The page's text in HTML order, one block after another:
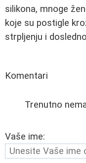
silikona, mnoge
koje su postigle
strpljenju i
Komentari
Trenutno
Vaše ime: